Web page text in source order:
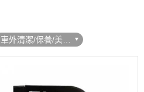
車外清潔/保養/美
容/ 用品